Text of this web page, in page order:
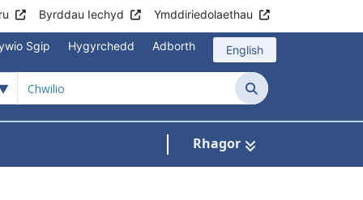
Byrddau Iechyd Ymddiriedolaethau
Sgip Hygyrchedd Adborth English
Chwilio
Rhagor